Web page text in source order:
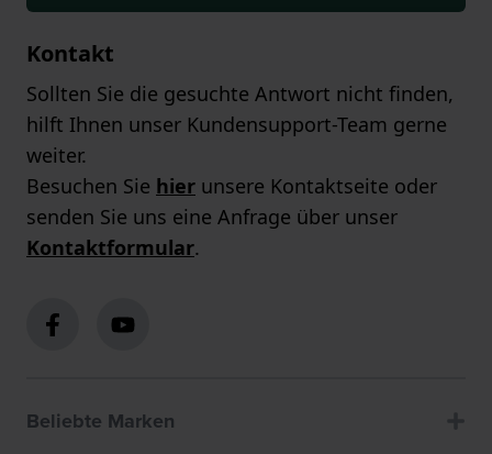
Kontakt
Sollten Sie die gesuchte Antwort nicht finden,
hilft Ihnen unser Kundensupport-Team gerne
weiter.
Besuchen Sie hier unsere Kontaktseite oder
senden Sie uns eine Anfrage über unser
Kontaktformular.
Beliebte Marken